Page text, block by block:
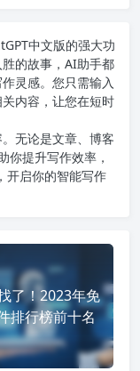
中文版的强大功
的故事，AI助手都
灵感。您只需输入
内容，让您在短时
无论是文章、博客
你提升写作效率，
，开启你的智能写作
了！2023年免
排行榜前十名